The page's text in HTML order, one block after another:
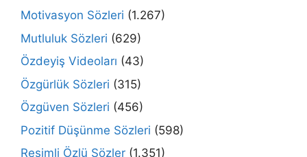
Motivasyon Sözleri (1.267)
Mutluluk Sözleri (629)
Özdeyiş Videoları (43)
Özgürlük Sözleri (315)
Özgüven Sözleri (456)
Pozitif Düşünme Sözleri (598)
Resimli Özlü Sözler (1.351)